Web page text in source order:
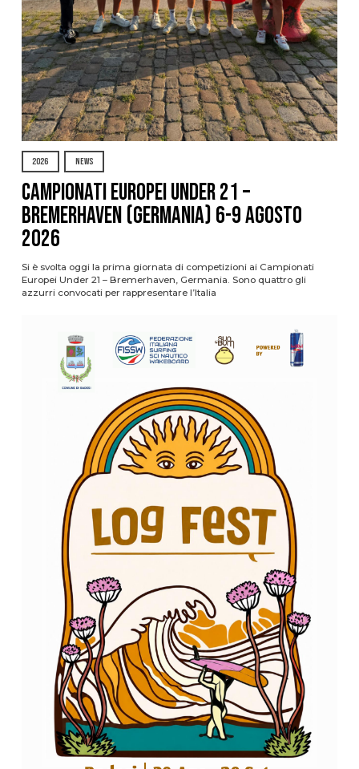
2026 NEWS
Campionati Europei Under 21 –
Bremerhaven (Germania) 6-9 agosto
2026
Si è svolta oggi la prima giornata di competizioni ai Campionati
Europei Under 21 – Bremerhaven, Germania. Sono quattro gli
azzurri convocati per rappresentare l’Italia